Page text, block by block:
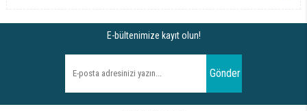
E-bültenimize kayıt olun!
Gönder